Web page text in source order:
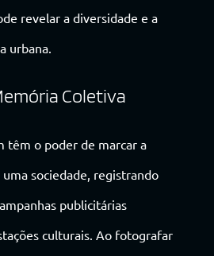
revelar a diversidade e a
urbana.
Coletiva
têm o poder de marcar a
sociedade, registrando
publicitárias
culturais. Ao fotografar